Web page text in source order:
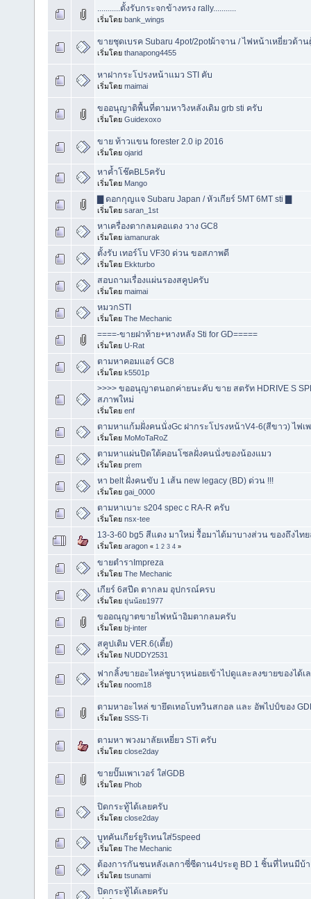
...........ตั้งรับกระจกข้างทรง rally...........
เริ่มโดย bank_wings
ขายชุดเบรค Subaru 4pot/2potผ้าจาน / ไฟหน้าเหยี่ยวด้า
เริ่มโดย thanapong4455
หาฝากระโปรงหน้าแมว STI คับ
เริ่มโดย maimai
ขออนุญาติพื้นที่ตามหาวิงหลังเดิม grb sti ครับ
เริ่มโดย Guidexoxo
ขาย ท้าวแขน forester 2.0 ip 2016
เริ่มโดย ojarid
หาค้ำโช๊คBL5ครับ
เริ่มโดย Mango
▇ ดอกกุญแจ Subaru Japan / หัวเกียร์ 5MT 6MT sti ▇
เริ่มโดย saran_1st
หาเครื่องตากลมคอแดง วาง GC8
เริ่มโดย iamanurak
ตั้งรับ เทอร์โบ VF30 ด่วน ขอสภาพดี
เริ่มโดย Ekkturbo
สอบถามเรื่องแผ่นรองสคูปครับ
เริ่มโดย maimai
หมวกSTI
เริ่มโดย The Mechanic
====-ขายฝาท้าย+หางหลัง Sti for GD=====
เริ่มโดย U-Rat
ตามหาคอมแอร์ GC8
เริ่มโดย k5501p
>>>> ขออนุญาตนอกค่ายนะคับ ขาย สตรัท HDRIVE S
สภาพใหม่
เริ่มโดย enf
ตามหาแก้มฝั่งคนนั่งGc ฝากระโปรงหน้าV4-6(สีขาว) ไฟเ
เริ่มโดย MoMoTaRoZ
ตามหาแผ่นปิดใต้คอนโซลฝั่งคนนั่งของน้องแมว
เริ่มโดย prem
หา belt ฝั่งคนขับ 1 เส้น new legacy (BD) ด่วน !!!
เริ่มโดย gai_0000
ตามหาเบาะ s204 spec c RA-R ครับ
เริ่มโดย nsx-tee
13-3-60 bg5 สีแดง มาใหม่ รื้อมาได้มาบางส่วน ของถึงไท
เริ่มโดย aragon « 1 2 3 4 »
ขายตำราImpreza
เริ่มโดย The Mechanic
เกียร์ 6สปีด ตากลม อุปกรณ์ครบ
เริ่มโดย ยุ่นน้อย1977
ขออณุญาตขายไฟหน้าอิมตากลมครับ
เริ่มโดย bj-inter
สคูปเดิม VER.6(เตี้ย)
เริ่มโดย NUDDY2531
ฟากลิ้งขายอะไหล่ซูบารุหน่อยเข้าไปดูและลงขายของได้เ
เริ่มโดย noom18
ตามหาอะไหล่ ขายึดเทอโบทวินสกอล และ อัพไปป์ของ
เริ่มโดย SSS-Ti
ตามหา พวงมาลัยเหยี่ยว STi ครับ
เริ่มโดย close2day
ขายปั๊มเพาเวอร์ ใส่GDB
เริ่มโดย Phob
ปิดกระทู้ได้เลยครับ
เริ่มโดย close2day
บูทคันเกียร์ยูริเทนใส่5speed
เริ่มโดย The Mechanic
ต้องการกันชนหลังเลกาซี่ซีดาน4ประตู BD 1 ชิ้นที่ไหนมีบ้
เริ่มโดย tsunami
ปิดกระทู้ได้เลยครับ